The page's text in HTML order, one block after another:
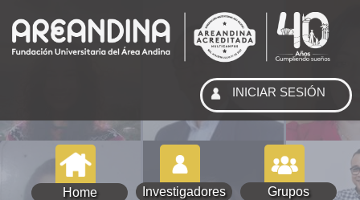
Home Investigadores Grupos
INICIAR SESIÓN